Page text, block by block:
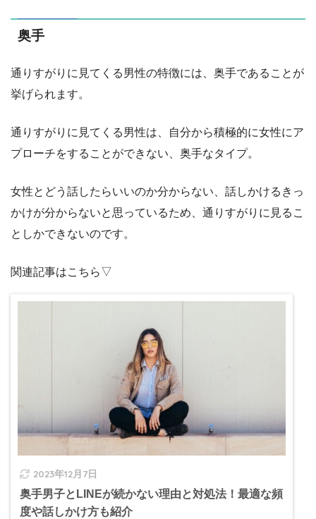
奥手
通りすがりに見てくる男性の特徴には、奥手であることが
挙げられます。
通りすがりに見てくる男性は、自分から積極的に女性にア
プローチをすることができない、奥手なタイプ。
女性とどう話したらいいのか分からない、話しかけるきっ
かけが分からないと思っているため、通りすがりに見るこ
としかできないのです。
関連記事はこちら▽
2023年12月7日
奥手男子とLINEが続かない理由と対処法！最適な頻
度や話しかけ方も紹介